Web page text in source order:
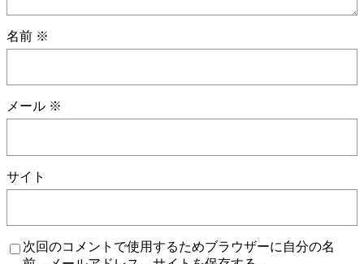
名前 ※
メール ※
サイト
次回のコメントで使用するためブラウザーに自分の名